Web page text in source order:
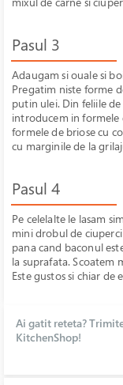
Pasul 3
Adaugam si ouale si
Pregatim niste forme
putin ulei. Din feliile
introducem in formele
formele de briose cu
cu marginile de la
Pasul 4
Pe celelalte le lasam
mini drobul de
pana cand baconul
la suprafata. Scoatem
Este gustos si chiar
Ai gatit reteta?
KitchenShop!